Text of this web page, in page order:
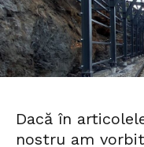
Dacă în
nostru am